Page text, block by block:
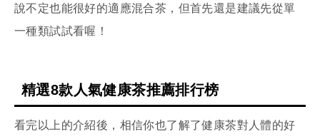
說不定也能很好的適應混合茶，但首先還是建議先從單
一種類試試看喔！
精選8款人氣健康茶推薦排行榜
看完以上的介紹後，相信你也了解了健康茶對人體的好